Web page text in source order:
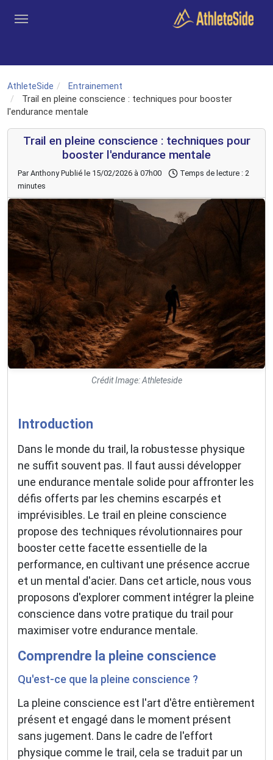
AthleteSide
Entrainement
Trail en pleine conscience : techniques pour booster
l'endurance mentale
Trail en pleine conscience : techniques pour
booster l'endurance mentale
Par AnthonyPublié le 15/02/2026 à 07h00
Temps de lecture : 2
minutes
Crédit Image: Athleteside
Introduction
Dans le monde du trail, la robustesse physique
ne suffit souvent pas. Il faut aussi développer
une endurance mentale solide pour affronter les
défis offerts par les chemins escarpés et
imprévisibles. Le trail en pleine conscience
propose des techniques révolutionnaires pour
booster cette facette essentielle de la
performance, en cultivant une présence accrue
et un mental d'acier. Dans cet article, nous vous
proposons d'explorer comment intégrer la pleine
conscience dans votre pratique du trail pour
maximiser votre endurance mentale.
Comprendre la pleine conscience
Qu'est-ce que la pleine conscience ?
La pleine conscience est l'art d'être entièrement
présent et engagé dans le moment présent
sans jugement. Dans le cadre de l'effort
physique comme le trail, cela se traduit par un